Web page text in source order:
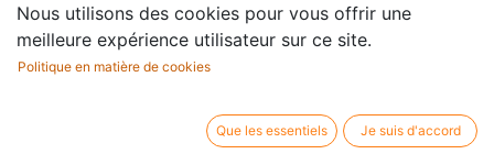
18 Thèmes célèbres extraits
Nous utilisons des cookies pour vous offrir une
meilleure expérience utilisateur sur ce site.
Politique en matière de cookies
Que les essentiels Je suis d'accord